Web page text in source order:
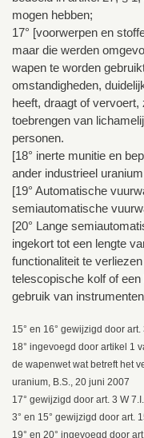
mogen hebben;
17° [voorwerpen en
maar die werden
wapen te worden
omstandigheden,
heeft, draagt of
toebrengen van
personen.
[18° inerte munitie en
ander industrieel
[19° Automatische
semiautomatische
[20° Lange
ingekort tot een lengte
functionaliteit te
telescopische kolf of
gebruik van
15° en 16° gewijzigd door art.
18° ingevoegd door artikel 1
de wapenwet wat betreft het
uranium, B.S., 20 juni 2007
17° gewijzigd door art. 3 W
3° en 15° gewijzigd door art.
19° en 20° ingevoegd door